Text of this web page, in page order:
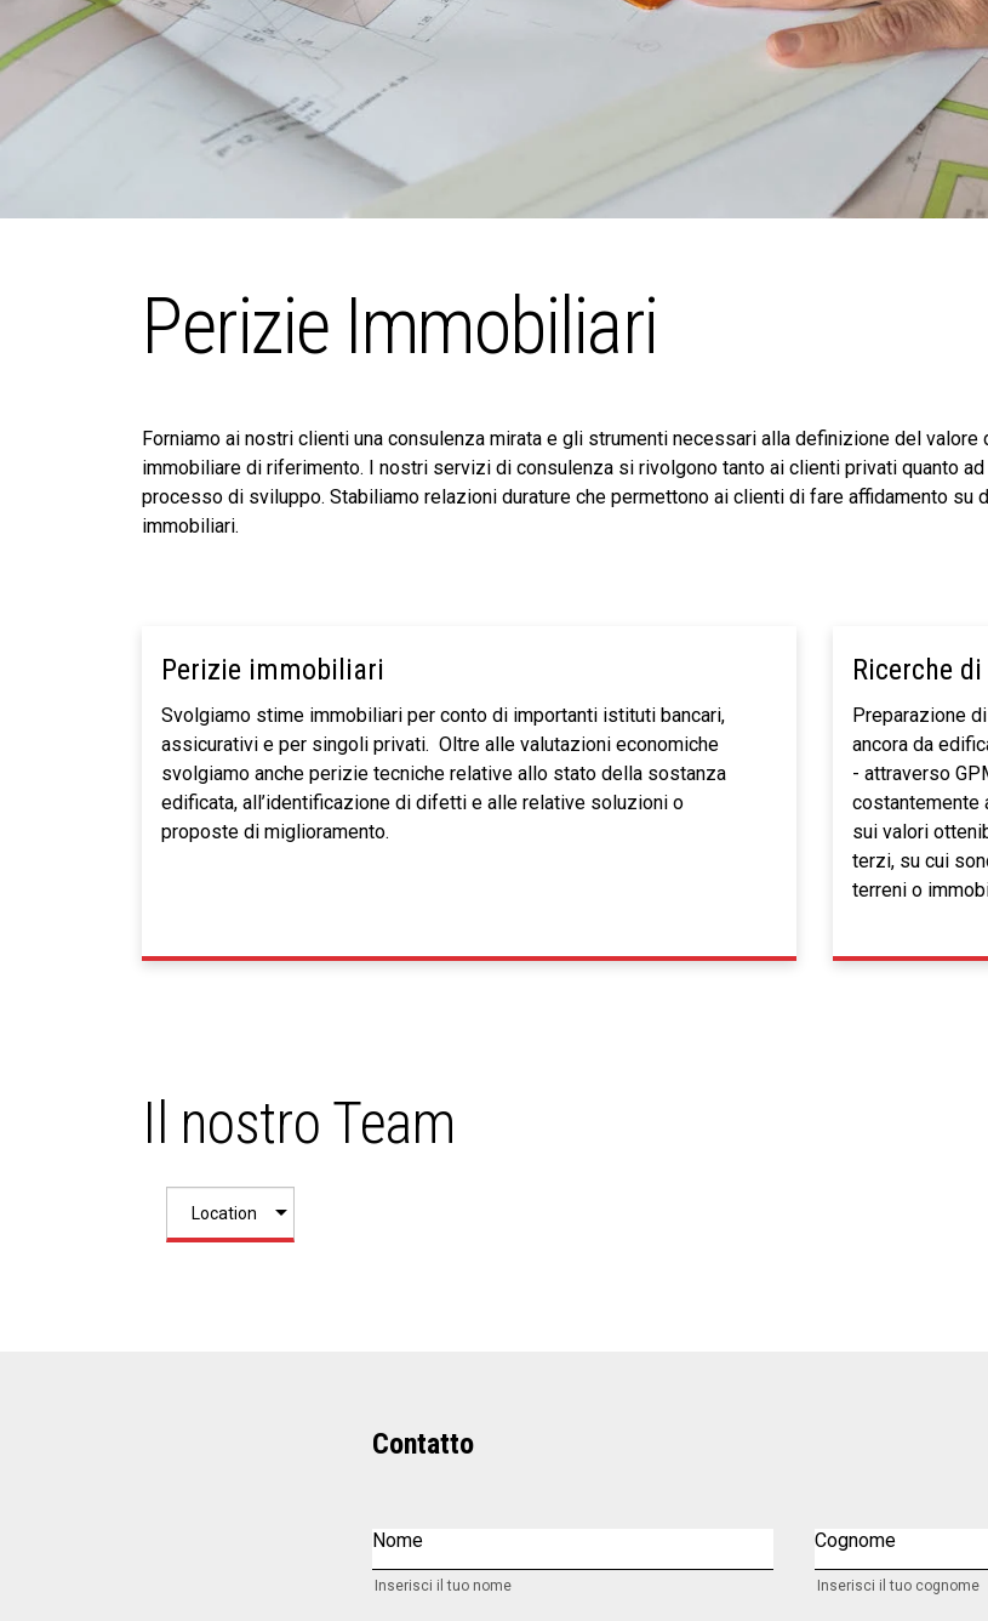
Perizie Immobiliari
Forniamo ai nostri clienti una consulenza mirata e gli strumenti necessari alla definizione del
immobiliare di riferimento. I nostri servizi di consulenza si rivolgono tanto ai clienti privati quanto
processo di sviluppo. Stabiliamo relazioni durature che permettono ai clienti di fare affidamento
immobiliari.
Perizie immobiliari
Svolgiamo stime immobiliari per conto di importanti istituti bancari,
assicurativi e per singoli privati. Oltre alle valutazioni economiche
svolgiamo anche perizie tecniche relative allo stato della sostanza
edificata, all’identificazione di difetti e alle relative soluzioni o
proposte di miglioramento.
Ricerche
Preparazione
ancora da
- attraverso
costantemente
sui valori
terzi, su cui
terreni o
Il nostro Team
Contatto
Nome
Inserisci il tuo nome
Cognome
Inserisci il tuo cognome